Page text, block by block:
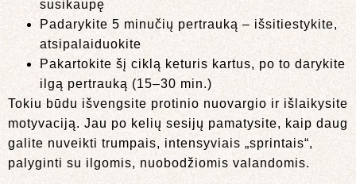
susikaupę
Padarykite 5 minučių pertrauką – išsitiestykite,
atsipalaiduokite
Pakartokite šį ciklą keturis kartus, po to darykite
ilgą pertrauką (15–30 min.)
Tokiu būdu išvengsite protinio nuovargio ir išlaikysite
motyvaciją. Jau po kelių sesijų pamatysite, kaip daug
galite nuveikti trumpais, intensyviais „sprintais“,
palyginti su ilgomis, nuobodžiomis valandomis.